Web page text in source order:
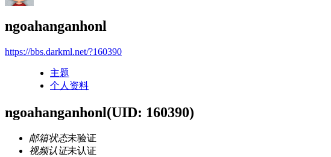
ngoahanganhonl
https://bbs.darkml.net/?160390
主题
个人资料
ngoahanganhonl(UID: 160390)
邮箱状态未验证
视频认证未认证